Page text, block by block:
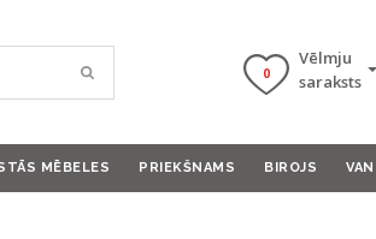
0
Vēlmju
saraksts
MĒBELES PRIEKŠNAMS BIROJS